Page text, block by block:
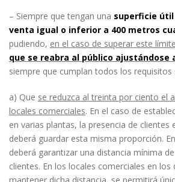
– Siempre que tengan una superficie
venta igual o inferior a 400 metros
pudiendo, en el caso de superar este
que se reabra al público ajustándose
siempre que cumplan todos los requisitos
a) Que se reduzca al treinta por ciento el
locales comerciales. En el caso de
en varias plantas, la presencia de clientes
deberá guardar esta misma proporción.
deberá garantizar una distancia mínima
clientes. En los locales comerciales en los